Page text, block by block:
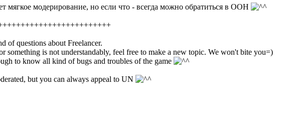
мягкое модерирование, но если что - всегда можно обратиться в ООН
of questions about Freelancer.
something is not understandably, feel free to make a new topic. We won't bite you=)
to know all kind of bugs and troubles of the game
but you can always appeal to UN